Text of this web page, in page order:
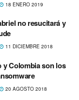
18 ENERO 2019
no resucitará y
11 DICIEMBRE 2018
y Colombia son los
20 AGOSTO 2018